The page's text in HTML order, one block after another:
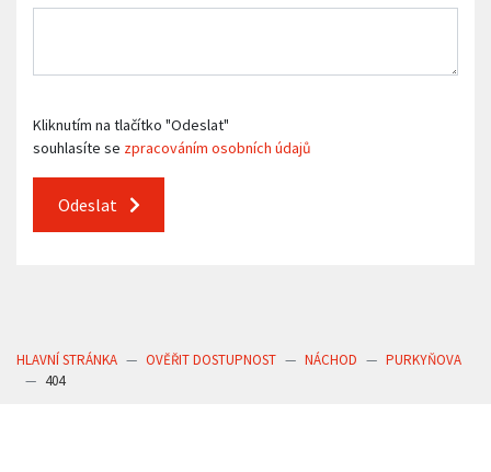
Kliknutím na tlačítko "Odeslat"
souhlasíte se zpracováním osobních údajů
Odeslat
HLAVNÍ STRÁNKA OVĚŘIT DOSTUPNOST NÁCHOD
PURKYŇOVA
404